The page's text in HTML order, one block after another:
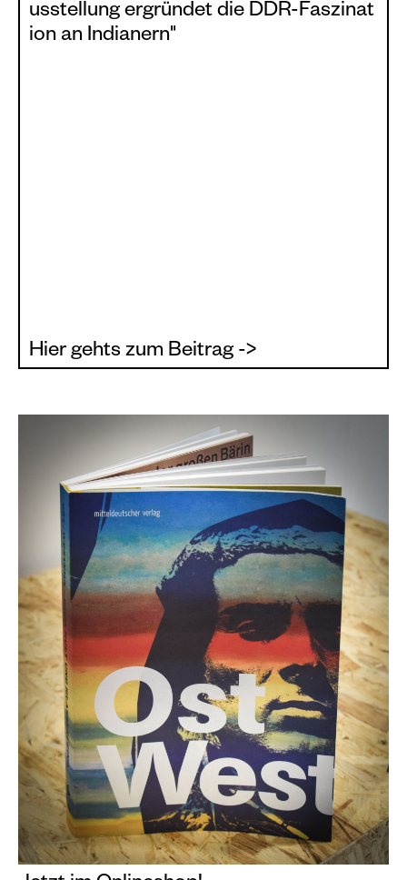
usstellung ergründet die DDR-Faszinat
ion an Indianern"
Hier gehts zum Beitrag ->